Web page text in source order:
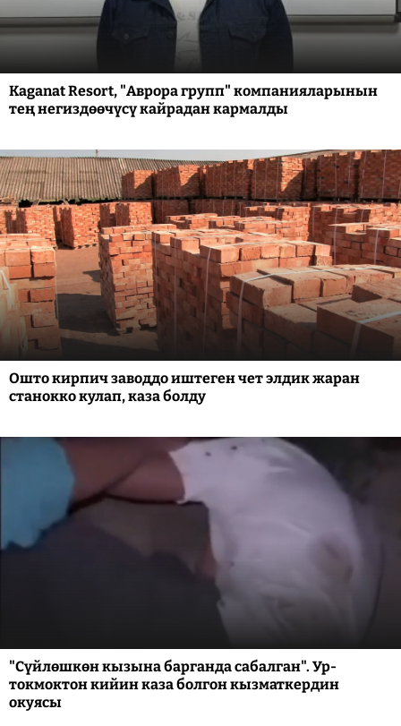
Kaganat Resort, "Аврора групп" компанияларынын
тең негиздөөчүсү кайрадан кармалды
Ошто кирпич заводдо иштеген чет элдик жаран
станокко кулап, каза болду
"Сүйлөшкөн кызына барганда сабалган". Ур-
токмоктон кийин каза болгон кызматкердин
окуясы